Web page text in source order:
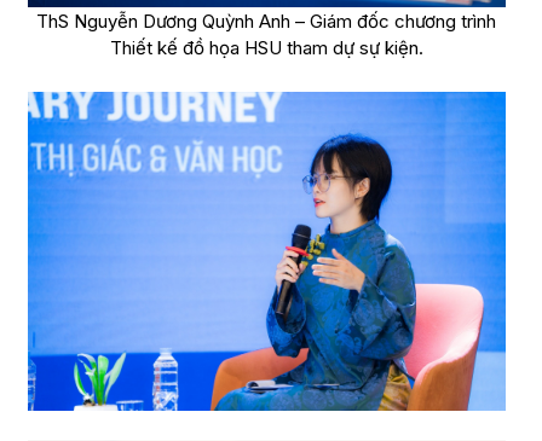
ThS Nguyễn Dương Quỳnh Anh – Giám đốc chương trình
Thiết kế đồ họa HSU tham dự sự kiện.